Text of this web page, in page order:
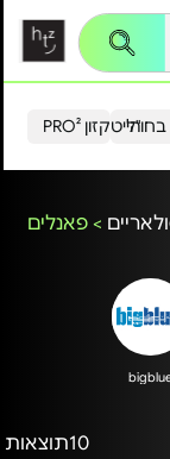
הייטקזון PRO²בחו"ל
> פאנלים
10תוצאות